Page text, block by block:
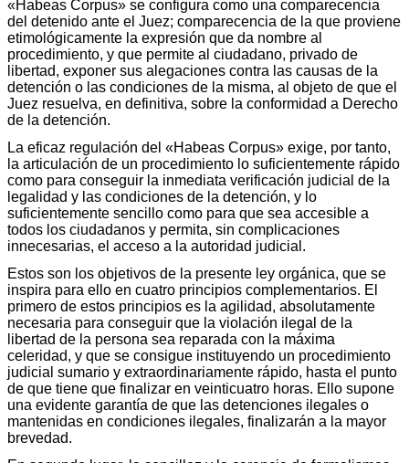
«Habeas Corpus» se configura como una comparecencia
del detenido ante el Juez; comparecencia de la que proviene
etimológicamente la expresión que da nombre al
procedimiento, y que permite al ciudadano, privado de
libertad, exponer sus alegaciones contra las causas de la
detención o las condiciones de la misma, al objeto de que el
Juez resuelva, en definitiva, sobre la conformidad a Derecho
de la detención.
La eficaz regulación del «Habeas Corpus» exige, por tanto,
la articulación de un procedimiento lo suficientemente rápido
como para conseguir la inmediata verificación judicial de la
legalidad y las condiciones de la detención, y lo
suficientemente sencillo como para que sea accesible a
todos los ciudadanos y permita, sin complicaciones
innecesarias, el acceso a la autoridad judicial.
Estos son los objetivos de la presente ley orgánica, que se
inspira para ello en cuatro principios complementarios. El
primero de estos principios es la agilidad, absolutamente
necesaria para conseguir que la violación ilegal de la
libertad de la persona sea reparada con la máxima
celeridad, y que se consigue instituyendo un procedimiento
judicial sumario y extraordinariamente rápido, hasta el punto
de que tiene que finalizar en veinticuatro horas. Ello supone
una evidente garantía de que las detenciones ilegales o
mantenidas en condiciones ilegales, finalizarán a la mayor
brevedad.